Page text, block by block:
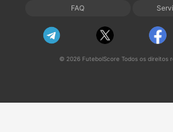
FAQ
© 2026 FutebolScore Todos os direitos